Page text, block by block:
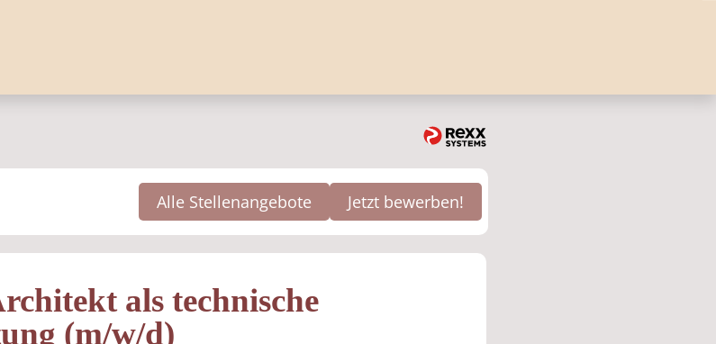
Alle Stellenangebote Jetzt bewerben!
als technische
(m/w/d)